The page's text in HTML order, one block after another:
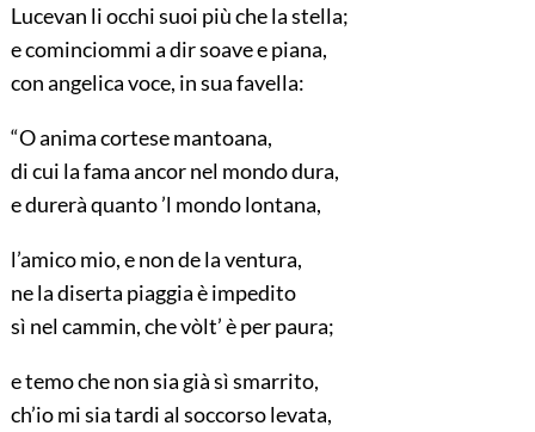
Lucevan li occhi suoi più che la stella;
e cominciommi a dir soave e piana,
con angelica voce, in sua favella:
“O anima cortese mantoana,
di cui la fama ancor nel mondo dura,
e durerà quanto ’l mondo lontana,
l’amico mio, e non de la ventura,
ne la diserta piaggia è impedito
sì nel cammin, che vòlt’ è per paura;
e temo che non sia già sì smarrito,
ch’io mi sia tardi al soccorso levata,